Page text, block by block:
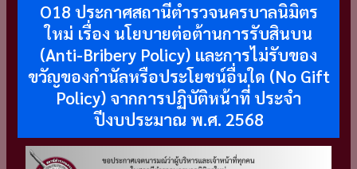
O18 ประกาศสถานีตำรวจนครบาลนิมิตร
ใหม่ เรื่อง นโยบายต่อต้านการรับสินบน
(Anti-Bribery Policy) และการไม่รับของ
ขวัญของกำนัลหรือประโยชน์อื่นใด (No Gift
Policy) จากการปฏิบัติหน้าที่ ประจำ
ปีงบประมาณ พ.ศ. 2568